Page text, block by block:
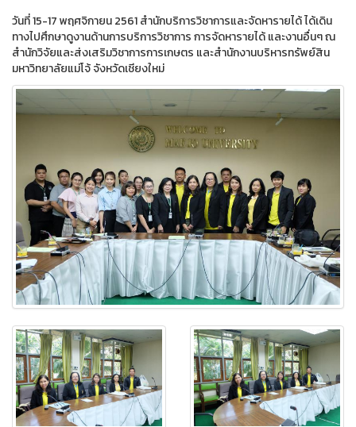
วันที่ 15-17 พฤศจิกายน 2561 สำนักบริการวิชาการและจัดหารายได้ ได้เดิน
ทางไปศึกษาดูงานด้านการบริการวิชาการ การจัดหารายได้ และงานอื่นๆ ณ
สำนักวิจัยและส่งเสริมวิชาการการเกษตร และสำนักงานบริหารทรัพย์สิน
มหาวิทยาลัยแม่โจ้ จังหวัดเชียงใหม่